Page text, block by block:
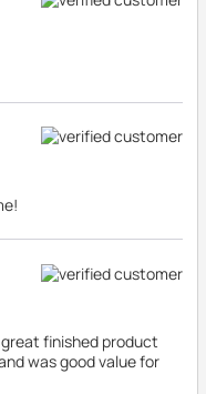
finished product
was good value for